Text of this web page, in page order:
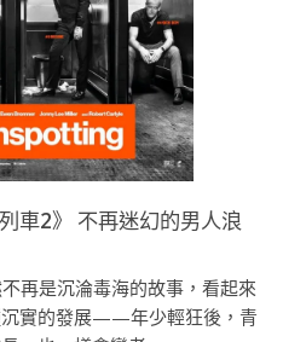
車2》 不再迷幻的男人浪
再是沉淪毒海的故事，看起來
沉實的發展——年少輕狂後，青